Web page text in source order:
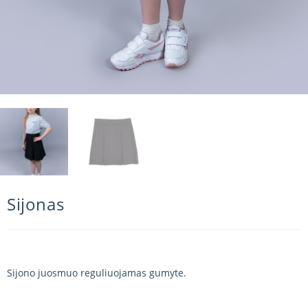
Sijonas
Sijono juosmuo reguliuojamas gumyte.